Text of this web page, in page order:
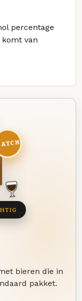
percentage
komt van
bieren die in
pakket.